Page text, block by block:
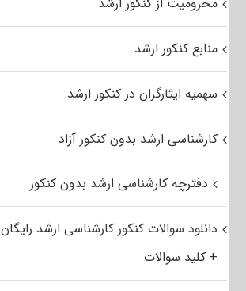
منابع کنکور ارشد
سهمیه ایثارگران در کنکور ارشد
کارشناسی ارشد بدون کنکور آزاد
دفترچه کارشناسی ارشد بدون کنکور
دانلود سوالات کنکور کارشناسی ارشد رایگان
+ کلید سوالات